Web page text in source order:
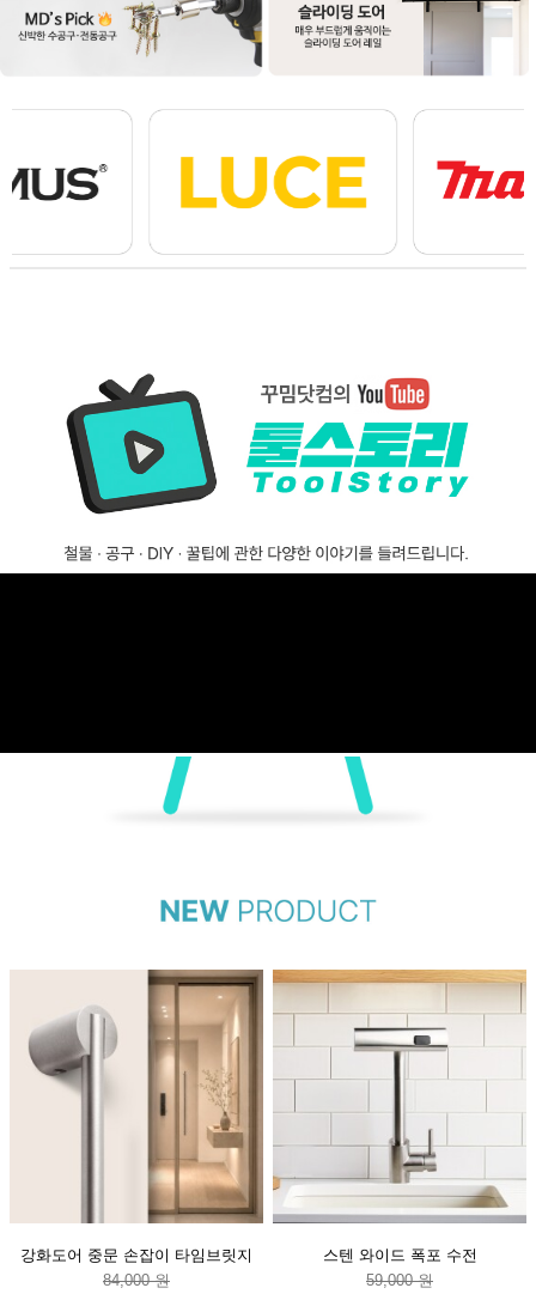
강화도어 중문 손잡이 타임브릿지
84,000 원
스텐 와이드 폭포 수전
59,000 원